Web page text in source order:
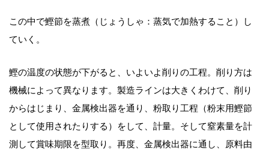
この中で鰹節を蒸煮（じょうしゃ：蒸気で加熱すること）し
ていく。
鰹の温度の状態が下がると、いよいよ削りの工程。削り方は
機械によって異なります。製造ラインは大きくわけて、削り
からはじまり、金属検出器を通り、粉取り工程（粉末用鰹節
として使用されたりする）をして、計量。そして窒素量を計
測して賞味期限を型取り。再度、金属検出器に通し、原料由